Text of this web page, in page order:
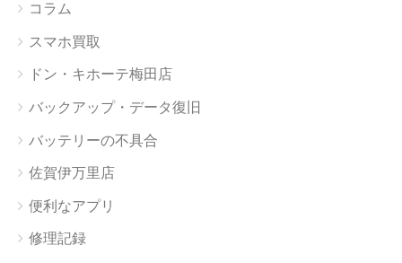
コラム
スマホ買取
ドン・キホーテ梅田店
バックアップ・データ復旧
バッテリーの不具合
佐賀伊万里店
便利なアプリ
修理記録